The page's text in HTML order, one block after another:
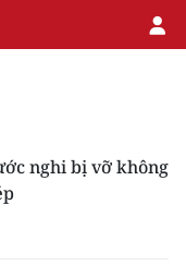
nghi bị vỡ không